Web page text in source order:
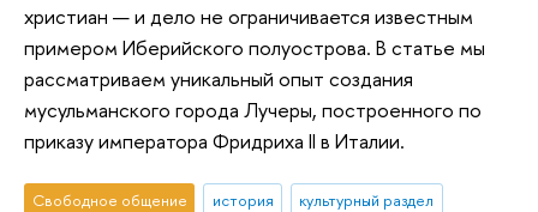
христиан — и дело не ограничивается известным
примером Иберийского полуострова. В статье мы
рассматриваем уникальный опыт создания
мусульманского города Лучеры, построенного по
приказу императора Фридриха II в Италии.
Свободное общение история культурный раздел